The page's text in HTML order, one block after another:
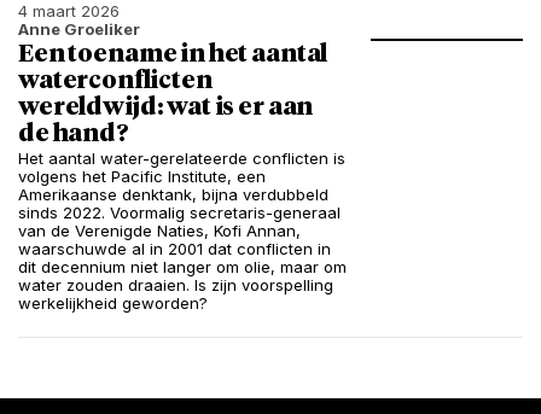
4 maart 2026
Anne Groeliker
Een toename in het aantal
waterconflicten
wereldwijd: wat is er aan
de hand?
Het aantal water-gerelateerde conflicten is
volgens het Pacific Institute, een
Amerikaanse denktank, bijna verdubbeld
sinds 2022. Voormalig secretaris-generaal
van de Verenigde Naties, Kofi Annan,
waarschuwde al in 2001 dat conflicten in
dit decennium niet langer om olie, maar om
water zouden draaien. Is zijn voorspelling
werkelijkheid geworden?